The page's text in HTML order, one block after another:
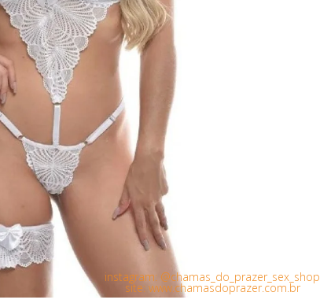
instagram: @chamas_do_prazer_sex_shop
site: www.chamasdoprazer.com.br